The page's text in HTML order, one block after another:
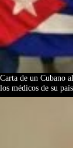
Carta de un Cubano
los médicos de su país